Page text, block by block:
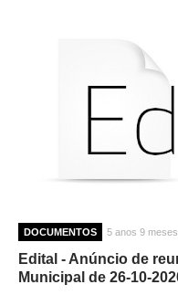
DOCUMENTOS 5 anos 9
Edital - Anúncio de
Municipal de 26-10-